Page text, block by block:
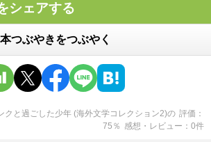
シェアする
本つぶやきをつぶやく
クと過ごした少年 (海外文学コレクション2)の 評価
75 ％ 感想・レビュー 0件